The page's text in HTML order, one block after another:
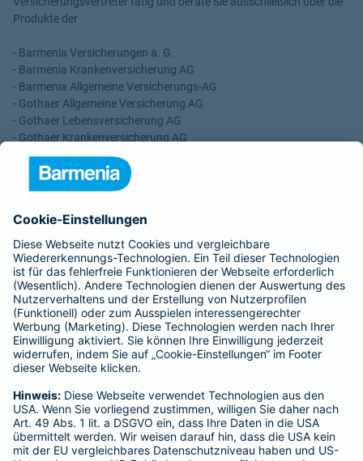
Produkte der
- Barmenia Versicherungen a. G.
- Barmenia Krankenversicherung AG
- Barmenia Allgemeine Versicherungs-AG
- Gothaer Allgemeine Versicherung AG
- Gothaer Lebensversicherung AG
- Gothaer Krankenversicherung AG
- ROLAND Rechtsschutz-Versicherungs-AG
- ROLAND Schutzbrief-Versicherung AG
Vergütungen, die in der zu entrichtenden Versicherungsprämie
enthalten sind.
Schlichtungsstellen
Für Lebens- und Sachversicherungen:
Verein Versicherungsombudsmann eV,
Postfach 080632, 10006 Berlin
Für private Krankenversicherungen:
Ombudsmann für private Kranken- / Pflege-Versicherungen,
Postfach 060222, 10052 Berlin
Impressum